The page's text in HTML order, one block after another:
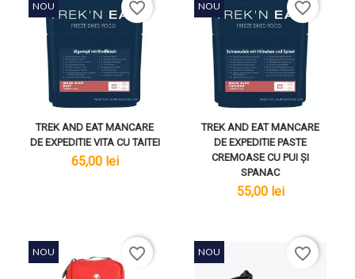
TREK AND EAT MANCARE
DE EXPEDITIE VITA CU TAITEI
lei
65,00 lei
NOU favorite_border
TREK AND EAT MANCARE
DE EXPEDITIE PASTE
CREMOASE CU PUI ȘI
SPANAC
lei
55,00 lei
NOU favorite_border
NOU favorite_border NOU favorite_border